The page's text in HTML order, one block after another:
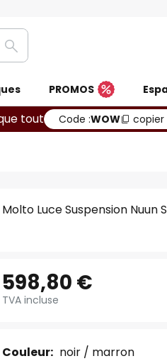
Rechercher
PROMOS
tout Code :WOW copier
Molto Luce Suspension
598,80 €
TVA incluse
Couleur: noir / marron